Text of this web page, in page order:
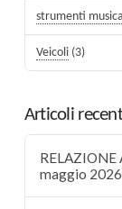
strumenti
Veicoli (3)
Articoli
maggio 2026